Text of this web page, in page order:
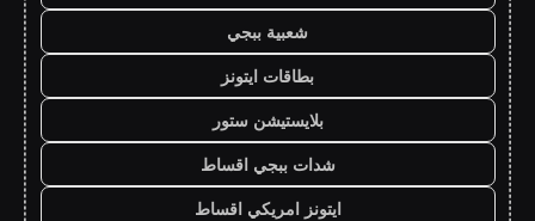
شعبية ببجي
بطاقات ايتونز
بلايستيشن ستور
شدات ببجي اقساط
ايتونز امريكي اقساط